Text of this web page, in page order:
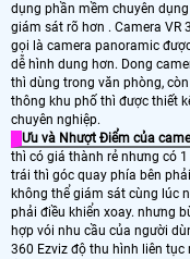
dụng phần mềm chuyên
giám sát rõ hơn . Camera VR
gọi là camera panoramic
dễ hình dung hơn. Dong
thì dùng trong văn phòng,
thông khu phố thì được thiết
chuyên nghiệp.
Ưu và Nhượt Điểm của
thì có giá thành rẻ nhưng có
trái thì góc quay phía bên
không thể giám sát cùng lúc
phải điều khiển xoay. nhưng
hợp vói nhu cầu của người
360 Ezviz độ thu hình liên